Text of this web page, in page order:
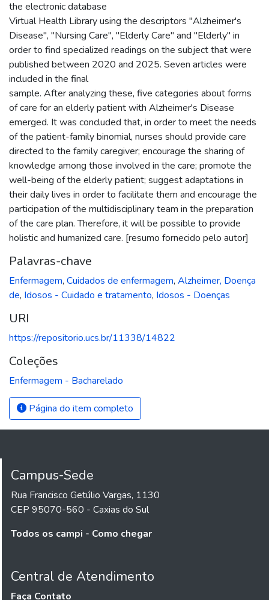
the electronic database
Virtual Health Library using the descriptors "Alzheimer's
Disease", "Nursing Care", "Elderly Care" and "Elderly" in
order to find specialized readings on the subject that were
published between 2020 and 2025. Seven articles were
included in the final
sample. After analyzing these, five categories about forms
of care for an elderly patient with Alzheimer's Disease
emerged. It was concluded that, in order to meet the needs
of the patient-family binomial, nurses should provide care
directed to the family caregiver; encourage the sharing of
knowledge among those involved in the care; promote the
well-being of the elderly patient; suggest adaptations in
their daily lives in order to facilitate them and encourage the
participation of the multidisciplinary team in the preparation
of the care plan. Therefore, it will be possible to provide
holistic and humanized care. [resumo fornecido pelo autor]
Palavras-chave
Enfermagem, Cuidados de enfermagem, Alzheimer, Doença
de, Idosos - Cuidado e tratamento, Idosos - Doenças
URI
https://repositorio.ucs.br/11338/14822
Coleções
Enfermagem - Bacharelado
Página do item completo
Campus-Sede
Rua Francisco Getúlio Vargas, 1130
CEP 95070-560 - Caxias do Sul
Todos os campi - Como chegar
Central de Atendimento
Faça Contato